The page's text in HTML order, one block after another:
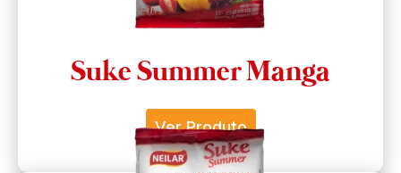
Suke Summer Manga
Ver Produto